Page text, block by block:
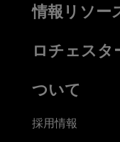
情報リソー
ロチェス
ついて
採用情報